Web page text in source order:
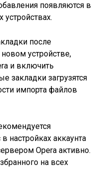
появляются в
после
устройстве,
и включить
закладки загрузятся
импорта файлов
настройках аккаунта
Opera активно.
на всех